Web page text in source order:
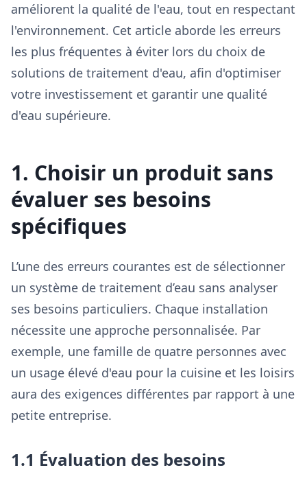
améliorent la qualité de l'eau, tout en respectant
l'environnement. Cet article aborde les erreurs
les plus fréquentes à éviter lors du choix de
solutions de traitement d'eau, afin d'optimiser
votre investissement et garantir une qualité
d'eau supérieure.
1. Choisir un produit sans
évaluer ses besoins
spécifiques
L’une des erreurs courantes est de sélectionner
un système de traitement d’eau sans analyser
ses besoins particuliers. Chaque installation
nécessite une approche personnalisée. Par
exemple, une famille de quatre personnes avec
un usage élevé d'eau pour la cuisine et les loisirs
aura des exigences différentes par rapport à une
petite entreprise.
1.1 Évaluation des besoins